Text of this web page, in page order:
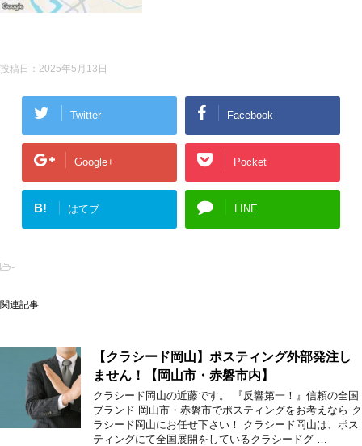
投稿日： 2025年5月13日
Twitter Facebook
Google+ Pocket
B! はてブ LINE
-
関連記事
【クラシード岡山】ポスティング外部発注し
ません！【岡山市・赤磐市内】
クラシード岡山の近藤です。 『反響第一！』信頼の全国
ブランド 岡山市・赤磐市でポスティングをお考えなら ク
ラシード岡山にお任せ下さい！ クラシード岡山は、ポス
ティングにて全国展開をしているクラシードグ …